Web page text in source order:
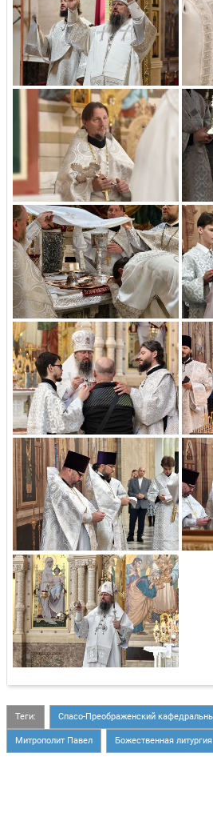
Теги: Спасо-Преображенский
Митрополит Павел Божественная литургия